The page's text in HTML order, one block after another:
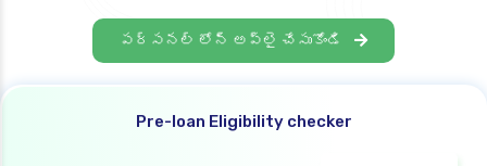
పర్సనల్ లోన్ అప్లై చేసుకోండి
Pre-loan Eligibility checker